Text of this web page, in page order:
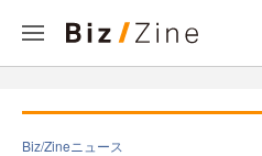
Biz/Zineニュース